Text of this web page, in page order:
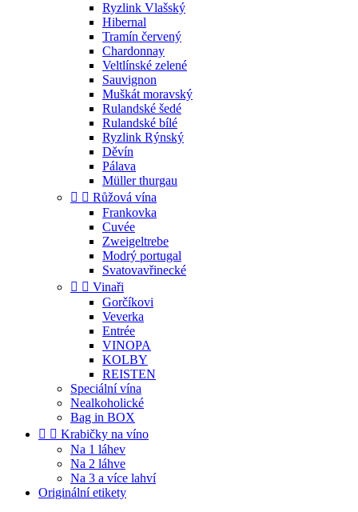
Ryzlink Vlašský
Hibernal
Tramín červený
Chardonnay
Veltlínské zelené
Sauvignon
Muškát moravský
Rulandské šedé
Rulandské bílé
Ryzlink Rýnský
Děvín
Pálava
Müller thurgau
  Růžová vína
Frankovka
Cuvée
Zweigeltrebe
Modrý portugal
Svatovavřinecké
  Vinaři
Gorčíkovi
Veverka
Entrée
VINOPA
KOLBY
REISTEN
Speciální vína
Nealkoholické
Bag in BOX
  Krabičky na víno
Na 1 láhev
Na 2 láhve
Na 3 a více lahví
Originální etikety